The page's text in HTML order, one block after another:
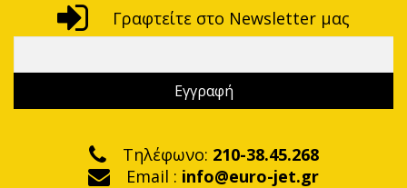
Γραφτείτε στο Newsletter μας
Τηλέφωνο: 210-38.45.268
Email : info@euro-jet.gr